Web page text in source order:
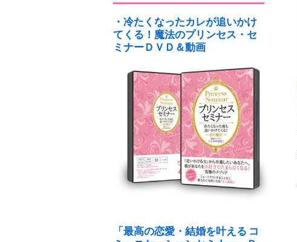
・冷たくなったカレが追いかけ
てくる！魔法のプリンセス・セ
ミナーＤＶＤ＆動画
「最高の恋愛・結婚を叶える コ